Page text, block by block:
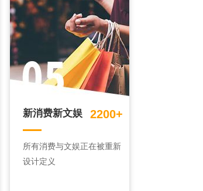
新消费新文娱 2200+
所有消费与文娱正在被重新
设计定义